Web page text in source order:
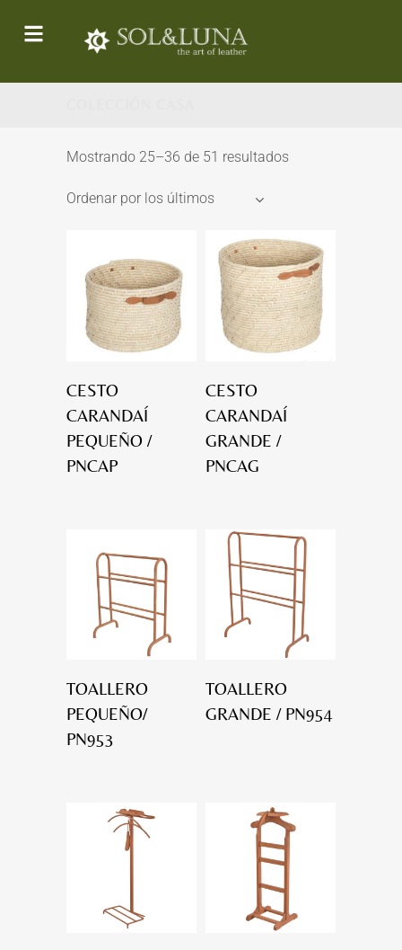
Mostrando 25–36 de 51 resultados
Ordenar por los últimos
CESTO
CARANDAÍ
PEQUEÑO /
PNCAP
CESTO
CARANDAÍ
GRANDE /
PNCAG
TOALLERO
PEQUEÑO/
PN953
TOALLERO
GRANDE / PN954